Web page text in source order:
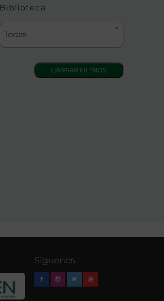
Biblioteca
Todas
Síguenos